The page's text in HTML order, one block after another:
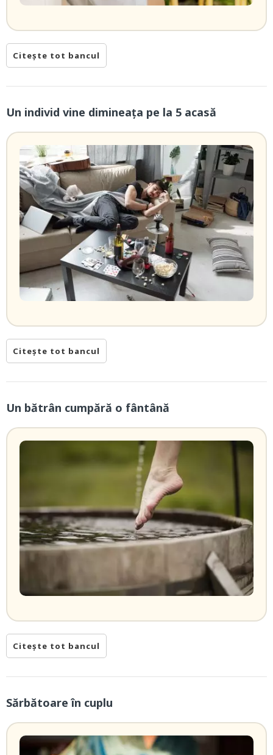
Citește tot bancul
Un individ vine dimineaţa pe la 5 acasă
Citește tot bancul
Un bătrân cumpără o fântână
Citește tot bancul
Sărbătoare în cuplu